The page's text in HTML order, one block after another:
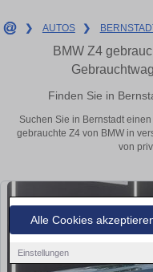
Alle Cookies
Einstellungen
❯ AUTOS ❯
BMW Z4
Finden Sie in
Suchen Sie in Bernstadt
gebrauchte Z4 von BMW in
von